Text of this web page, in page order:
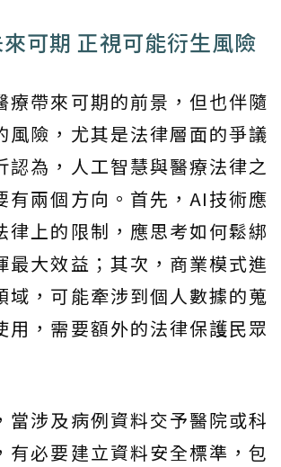
可期 正視可能衍生風險
療帶來可期的前景，但也伴隨
風險，尤其是法律層面的爭議
認為，人工智慧與醫療法律之
有兩個方向。首先，AI技術應
律上的限制，應思考如何鬆綁
最大效益；其次，商業模式進
域，可能牽涉到個人數據的蒐
用，需要額外的法律保護民眾
當涉及病例資料交予醫院或科
有必要建立資料安全標準，包